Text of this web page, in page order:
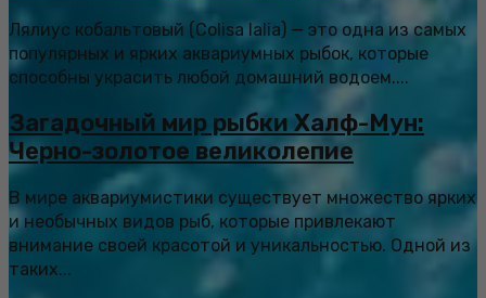
Лялиус кобальтовый (Colisa lalia) — это одна из самых
популярных и ярких аквариумных рыбок, которые
способны украсить любой домашний водоем....
Загадочный мир рыбки Халф-Мун:
Черно-золотое великолепие
В мире аквариумистики существует множество ярких
и необычных видов рыб, которые привлекают
внимание своей красотой и уникальностью. Одной из
таких...